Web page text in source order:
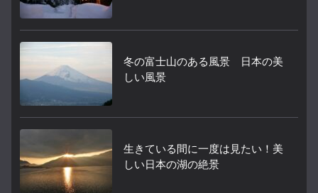
冬の富士山のある風景 日本の美
しい風景
生きている間に一度は見たい！美
しい日本の湖の絶景